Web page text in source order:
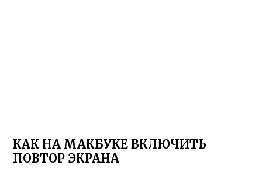
КАК НА МАКБУКЕ ВКЛЮЧИТЬ
ПОВТОР ЭКРАНА